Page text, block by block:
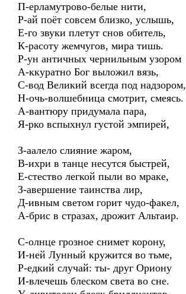
П-ерламутрово-белые нити,
Р-ай поёт совсем близко, услышь,
Е-го звуки плетут снов обитель,
К-расоту жемчугов, мира тишь.
Р-ун античных чернильным узором
А-ккуратно Бог выложил вязь,
С-вод Великий всегда под надзором,
Н-очь-волшебница смотрит, смеясь.
А-вантюру придумала пара,
Я-рко вспыхнул густой эмпирей,
З-аалело слияние жаром,
В-ихри в танце несутся быстрей,
Е-стество легкой пыли во мраке,
З-авершение таинства лир,
Д-ивным светом горит чудо-факел,
А-брис в стразах, дрожит Альтаир.
С-олнце грозное снимет корону,
И-ней Лунный кружится во тьме,
Р-едкий случай: ты- друг Ориону
И-влечешь блеском света во сне.